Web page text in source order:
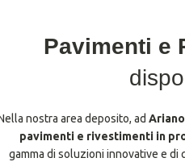
Pavimenti e
nostra area deposito, ad
pavimenti e rivestimenti in
gamma di soluzioni innovative e di